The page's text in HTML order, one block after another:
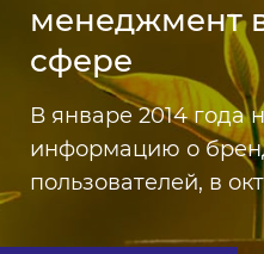
менеджмент
сфере
В январе 2014 года
информацию о
пользователей, в